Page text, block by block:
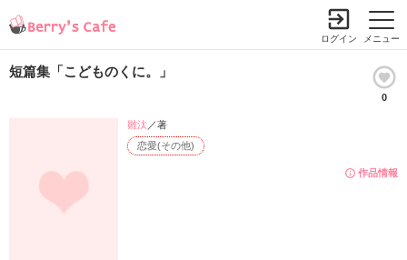
メニュー
ログイン
短篇集「こどものくに。」
0
作品情報
恋愛(その他)
雛汰 ／著